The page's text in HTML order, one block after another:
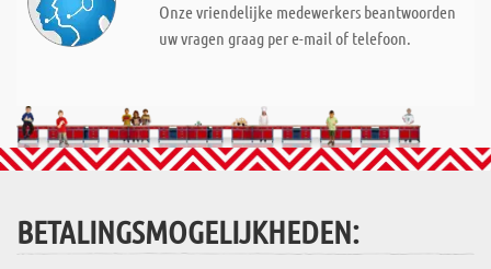
Onze vriendelijke medewerkers beantwoorden
uw vragen graag per e-mail of telefoon.
BETALINGSMOGELIJKHEDEN: